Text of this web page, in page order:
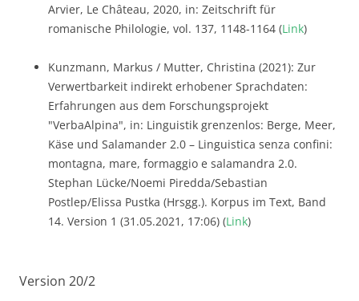
Arvier, Le Château, 2020, in: Zeitschrift für
romanische Philologie, vol. 137, 1148-1164 (Link)
Kunzmann, Markus / Mutter, Christina (2021): Zur
Verwertbarkeit indirekt erhobener Sprachdaten:
Erfahrungen aus dem Forschungsprojekt
"VerbaAlpina", in: Linguistik grenzenlos: Berge, Meer,
Käse und Salamander 2.0 – Linguistica senza confini:
montagna, mare, formaggio e salamandra 2.0.
Stephan Lücke/Noemi Piredda/Sebastian
Postlep/Elissa Pustka (Hrsgg.). Korpus im Text, Band
14. Version 1 (31.05.2021, 17:06) (Link)
Version 20/2